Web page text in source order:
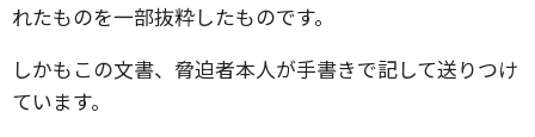
れたものを一部抜粋したものです。
しかもこの文書、脅迫者本人が手書きで記して送りつけ
ています。